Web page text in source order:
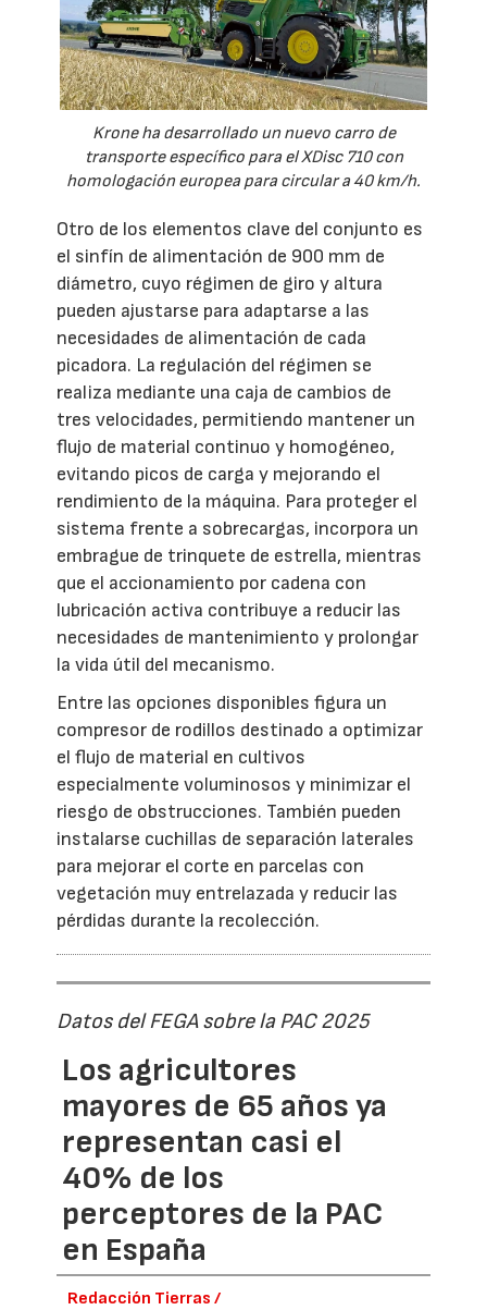
Krone ha desarrollado un nuevo carro de
transporte específico para el XDisc 710 con
homologación europea para circular a 40 km/h.
Otro de los elementos clave del conjunto es
el sinfín de alimentación de 900 mm de
diámetro, cuyo régimen de giro y altura
pueden ajustarse para adaptarse a las
necesidades de alimentación de cada
picadora. La regulación del régimen se
realiza mediante una caja de cambios de
tres velocidades, permitiendo mantener un
flujo de material continuo y homogéneo,
evitando picos de carga y mejorando el
rendimiento de la máquina. Para proteger el
sistema frente a sobrecargas, incorpora un
embrague de trinquete de estrella, mientras
que el accionamiento por cadena con
lubricación activa contribuye a reducir las
necesidades de mantenimiento y prolongar
la vida útil del mecanismo.
Entre las opciones disponibles figura un
compresor de rodillos destinado a optimizar
el flujo de material en cultivos
especialmente voluminosos y minimizar el
riesgo de obstrucciones. También pueden
instalarse cuchillas de separación laterales
para mejorar el corte en parcelas con
vegetación muy entrelazada y reducir las
pérdidas durante la recolección.
Datos del FEGA sobre la PAC 2025
Los agricultores
mayores de 65 años ya
representan casi el
40% de los
perceptores de la PAC
en España
Redacción Tierras /